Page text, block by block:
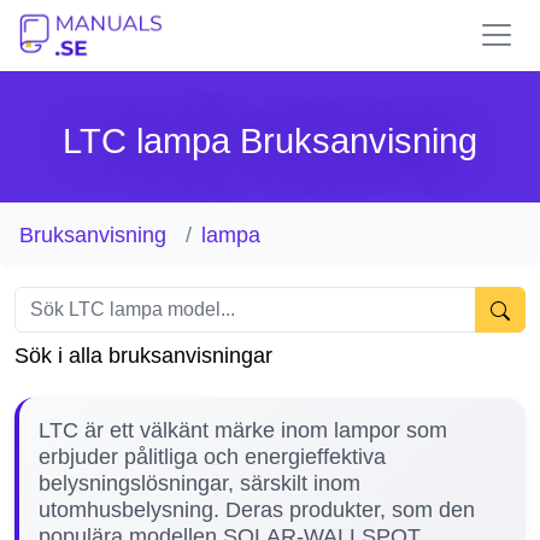
LTC lampa Bruksanvisning
Bruksanvisning lampa
Sök i alla bruksanvisningar
LTC är ett välkänt märke inom lampor som
erbjuder pålitliga och energieffektiva
belysningslösningar, särskilt inom
utomhusbelysning. Deras produkter, som den